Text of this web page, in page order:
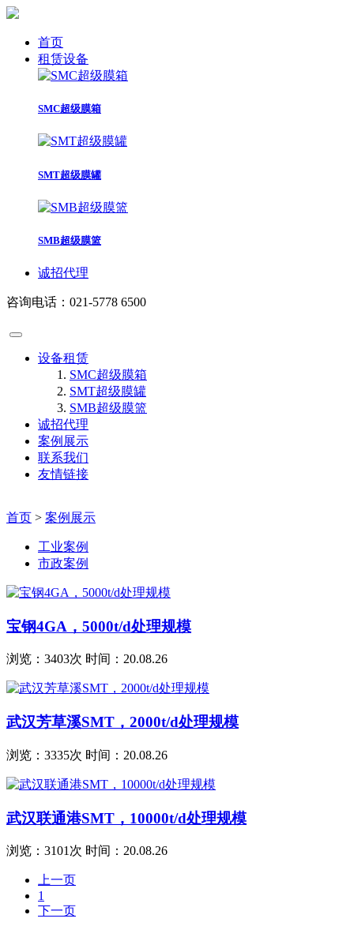
首页
租赁设备
SMC超级膜箱
SMT超级膜罐
SMB超级膜篮
诚招代理
咨询电话：021-5778 6500
设备租赁
SMC超级膜箱
SMT超级膜罐
SMB超级膜篮
诚招代理
案例展示
联系我们
友情链接
首页 > 案例展示
工业案例
市政案例
宝钢4GA，5000t/d处理规模
浏览：3403次 时间：20.08.26
武汉芳草溪SMT，2000t/d处理规模
浏览：3335次 时间：20.08.26
武汉联通港SMT，10000t/d处理规模
浏览：3101次 时间：20.08.26
上一页
1
下一页